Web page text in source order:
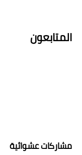
المتابعون
مشاركات عشوائية